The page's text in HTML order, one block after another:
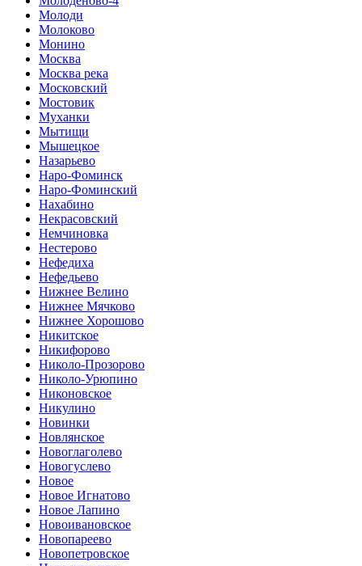
Молоди
Молоково
Монино
Москва
Москва река
Московский
Мостовик
Муханки
Мытищи
Мышецкое
Назарьево
Наро-Фоминск
Наро-Фоминский
Нахабино
Некрасовский
Немчиновка
Нестерово
Нефедиха
Нефедьево
Нижнее Велино
Нижнее Мячково
Нижнее Хорошово
Никитское
Никифорово
Николо-Прозорово
Николо-Урюпино
Никоновское
Никулино
Новинки
Новлянское
Новоглаголево
Новогуслево
Новое
Новое Игнатово
Новое Лапино
Новоивановское
Новопареево
Новопетровское